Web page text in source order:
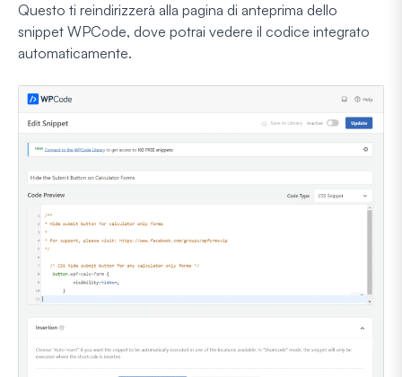
Questo ti reindirizzerà alla pagina di anteprima dello
snippet WPCode, dove potrai vedere il codice integrato
automaticamente.